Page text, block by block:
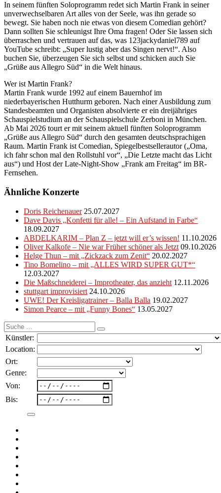
In seinem fünften Soloprogramm redet sich Martin Frank in seiner
unverwechselbaren Art alles von der Seele, was ihn gerade so
bewegt. Sie haben noch nie etwas von diesem Comedian gehört?
Dann sollten Sie schleunigst Ihre Oma fragen! Oder Sie lassen sich
überraschen und vertrauen auf das, was 123jackydaniel789 auf
YouTube schreibt: „Super lustig aber das Singen nervt!“. Also
buchen Sie, überzeugen Sie sich selbst und schicken auch Sie
„Grüße aus Allegro Süd“ in die Welt hinaus.
Wer ist Martin Frank?
Martin Frank wurde 1992 auf einem Bauernhof im
niederbayerischen Hutthurm geboren. Nach einer Ausbildung zum
Standesbeamten und Organisten absolvierte er ein dreijähriges
Schauspielstudium an der Schauspielschule Zerboni in München.
Ab Mai 2026 tourt er mit seinem aktuell fünften Soloprogramm
„Grüße aus Allegro Süd“ durch den gesamten deutschsprachigen
Raum. Martin Frank ist Comedian, Spiegelbestsellerautor („Oma,
ich fahr schon mal den Rollstuhl vor“, „Die Letzte macht das Licht
aus“) und Host der Late-Night-Show „Frank am Freitag“ im BR-
Fernsehen.
Ähnliche Konzerte
Doris Reichenauer 25.07.2027
Dave Davis „Konfetti für alle! – Ein Aufstand in Farbe“
18.09.2027
ABDELKARIM – Plan Z – jetzt will er’s wissen! 11.10.2026
Oliver Kalkofe – Nie war Früher schöner als Jetzt 09.10.2026
Helge Thun – mit „Zickzack zum Zenit“ 20.02.2027
Tino Bomelino – mit „ALLES WIRD SUPER GUT*“
12.03.2027
Die Maßschneiderei – Improtheater, das anzieht 12.11.2026
stuttgart improvisiert 24.10.2026
UWE! Der Kreisligatrainer – Balla Balla 19.02.2027
Simon Pearce – mit „Funny Bones“ 13.05.2027
Suche
nach:
Künstler:
Location:
Ort:
Genre:
Von:
Bis: